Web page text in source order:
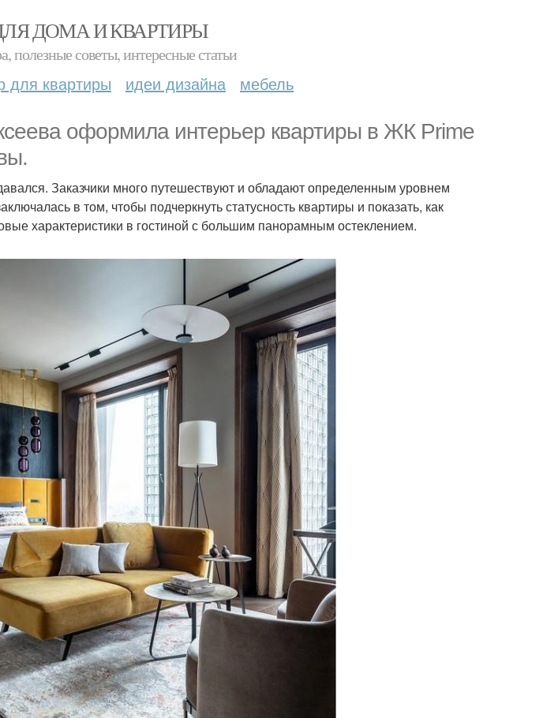
ДОМА И КВАРТИРЫ
полезные советы, интересные статьи
для квартиры идеи дизайна мебель
оформила интерьер квартиры в ЖК Prime
Заказчики много путешествуют и обладают определенным уровнем
в том, чтобы подчеркнуть статусность квартиры и показать, как
характеристики в гостиной с большим панорамным остеклением.